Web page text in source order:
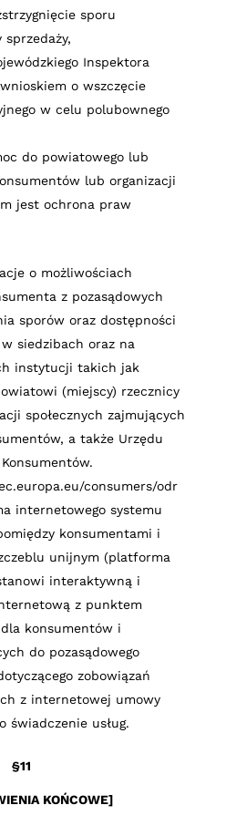
sporu
Inspektora
o wszczęcie
w celu polubownego
do powiatowego lub
lub organizacji
jest ochrona praw
o możliwościach
z pozasądowych
sporów oraz dostępności
siedzibach oraz na
instytucji takich jak
(miejscy) rzecznicy
społecznych zajmujących
a także Urzędu
consumers/odr
internetowego systemu
konsumentami i
unijnym (platforma
interaktywną i
z punktem
konsumentów i
do pozasądowego
zobowiązań
z internetowej umowy
świadczenie usług.
§11
KOŃCOWE]